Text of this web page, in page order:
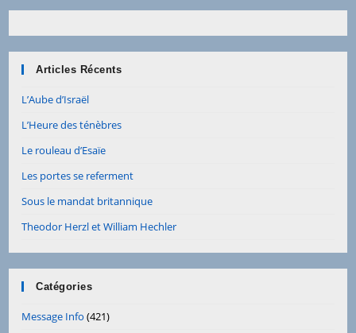
Articles Récents
L’Aube d’Israël
L’Heure des ténèbres
Le rouleau d’Esaïe
Les portes se referment
Sous le mandat britannique
Theodor Herzl et William Hechler
Catégories
Message Info (421)